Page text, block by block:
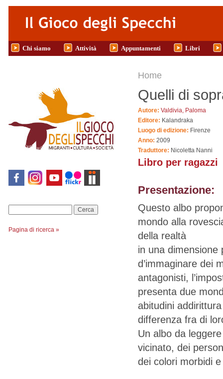
Salta al contenuto principale
Chi siamo Attività Appuntamenti Libri
Pagina di ricerca »
Tu sei qui
Home
Quelli di
Autore: Valdivia, Paloma
Editore: Kalandraka
Luogo di edizione: Firenze
Anno: 2009
Traduttore: Nicoletta Nanni
Libro per ragazzi
Presentazione:
Questo albo
mondo alla
della realtà
in una dimensione
d’immaginare dei
antagonisti,
presenta due
abitudini
differenza fra di
Un albo da
vicinato, dei
dei colori morbidi